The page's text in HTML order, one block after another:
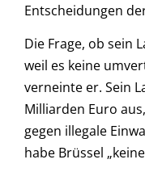
Entscheidungen
Die Frage, ob sein
weil es keine
verneinte er. Sein
Milliarden Euro
gegen illegale
habe Brüssel